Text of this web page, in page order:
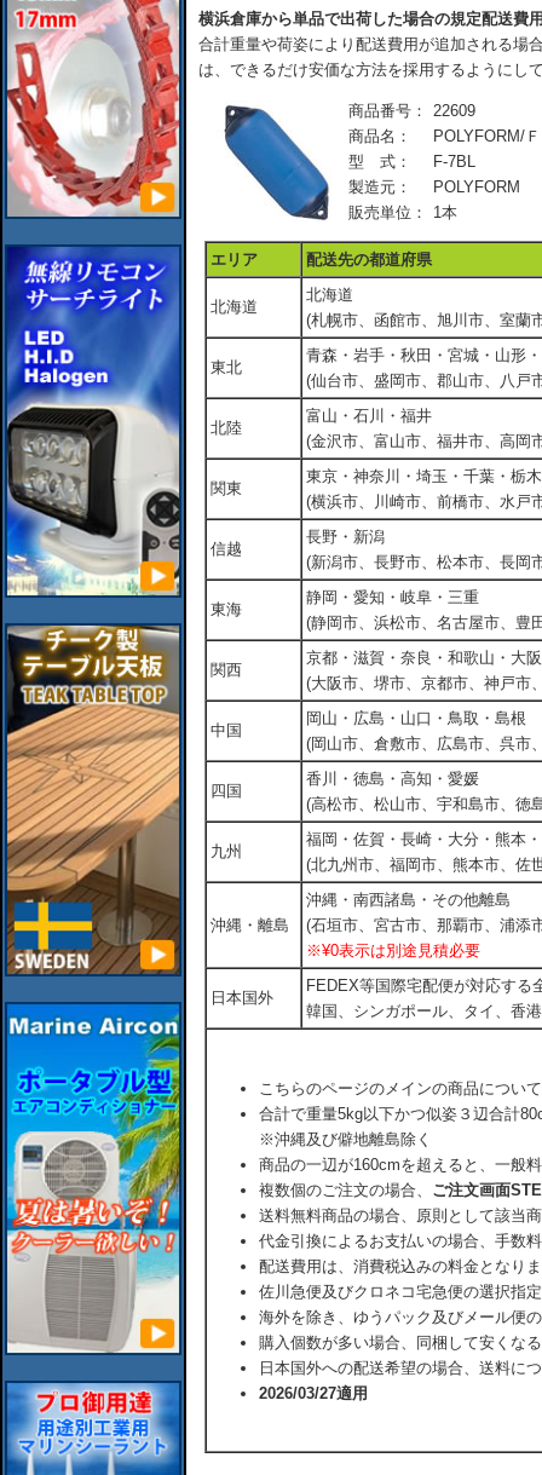
横浜倉庫から単品で出荷した場合の規定配送費
合計重量や荷姿により配送費用が追加される場
は、できるだけ安価な方法を採用するようにし
商品番号：
22609
商品名：
POLYFORM/
型 式：
F-7BL
製造元：
POLYFORM
販売単位：
1本
エリア 配送先の都道府県
北海道
北海道
(札幌市、函館市、旭川市、室蘭
東北
青森・岩手・秋田・宮城・山形
(仙台市、盛岡市、郡山市、八戸
北陸
富山・石川・福井
(金沢市、富山市、福井市、高岡
関東
東京・神奈川・埼玉・千葉・栃
(横浜市、川崎市、前橋市、水戸
信越
長野・新潟
(新潟市、長野市、松本市、長岡
東海
静岡・愛知・岐阜・三重
(静岡市、浜松市、名古屋市、豊
関西
京都・滋賀・奈良・和歌山・大
(大阪市、堺市、京都市、神戸市
中国
岡山・広島・山口・鳥取・島根
(岡山市、倉敷市、広島市、呉市
四国
香川・徳島・高知・愛媛
(高松市、松山市、宇和島市、徳
九州
福岡・佐賀・長崎・大分・熊本
(北九州市、福岡市、熊本市、佐
沖縄・離島
沖縄・南西諸島・その他離島
(石垣市、宮古市、那覇市、浦添
※¥0表示は別途見積必要
日本国外
FEDEX等国際宅配便が対応す
韓国、シンガポール、タイ、香
こちらのページのメインの商品につい
合計で重量5kg以下かつ似姿３辺合計
※沖縄及び僻地離島除く
商品の一辺が160cmを超えると、一般
複数個のご注文の場合、 ご注文画面
送料無料商品の場合、原則として該当
代金引換によるお支払いの場合、手数
配送費用は、消費税込みの料金となり
佐川急便及びクロネコ宅急便の選択指
海外を除き、ゆうパック及びメール便
購入個数が多い場合、同梱して安くな
日本国外への配送希望の場合、送料に
2026/03/27適用